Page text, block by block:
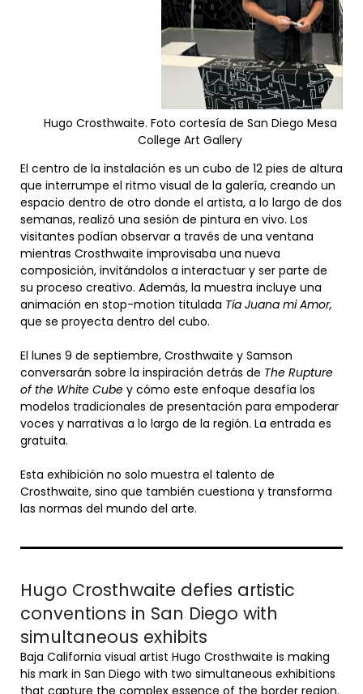
Hugo Crosthwaite. Foto cortesía de San Diego Mesa
College Art Gallery
El centro de la instalación es un cubo de 12 pies de altura
que interrumpe el ritmo visual de la galería, creando un
espacio dentro de otro donde el artista, a lo largo de dos
semanas, realizó una sesión de pintura en vivo. Los
visitantes podían observar a través de una ventana
mientras Crosthwaite improvisaba una nueva
composición, invitándolos a interactuar y ser parte de
su proceso creativo. Además, la muestra incluye una
animación en stop-motion titulada Tía Juana mi Amor,
que se proyecta dentro del cubo.
El lunes 9 de septiembre, Crosthwaite y Samson
conversarán sobre la inspiración detrás de The Rupture
of the White Cube y cómo este enfoque desafía los
modelos tradicionales de presentación para empoderar
voces y narrativas a lo largo de la región. La entrada es
gratuita.
Esta exhibición no solo muestra el talento de
Crosthwaite, sino que también cuestiona y transforma
las normas del mundo del arte.
Hugo Crosthwaite defies artistic
conventions in San Diego with
simultaneous exhibits
Baja California visual artist Hugo Crosthwaite is making
his mark in San Diego with two simultaneous exhibitions